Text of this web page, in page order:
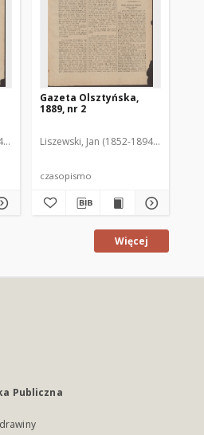
Red.
Gazeta Olsztyńska,
1889, nr 2
Liszewski, Jan (1852-1894). Red.
czasopismo
Więcej
Publiczna